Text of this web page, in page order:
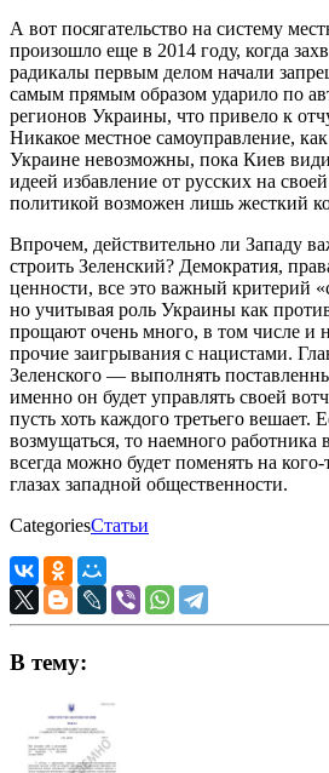
А вот посягательство на систему
произошло еще в 2014 году, когда
радикалы первым делом начали
самым прямым образом ударило по
регионов Украины, что привело к
Никакое местное самоуправление,
Украине невозможны, пока Киев
идеей избавление от русских на
политикой возможен лишь жесткий
Впрочем, действительно ли Западу
строить Зеленский? Демократия,
ценности, все это важный критерий
но учитывая роль Украины как
прощают очень много, в том числе и
прочие заигрывания с нацистами.
Зеленского — выполнять
именно он будет управлять своей
пусть хоть каждого третьего вешает.
возмущаться, то наемного
всегда можно будет поменять на
глазах западной общественности.
CategoriesСтатьи
В тему: